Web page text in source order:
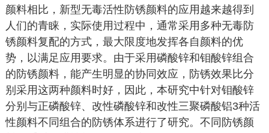
颜料相比，新型无毒活性防锈颜料的应用越来越得到
人们的青睐，实际使用过程中，通常采用多种无毒防
锈颜料复配的方式，最大限度地发挥各自颜料的优
势，以满足应用要求。由于采用磷酸锌和钼酸锌组合
的防锈颜料，能产生明显的协同效应，防锈效果比分
别采用这两种颜料时好，因此，本研究中针对钼酸锌
分别与正磷酸锌、改性磷酸锌和改性三聚磷酸铝3种活
性颜料不同组合的防锈体系进行了研究。不同防锈颜